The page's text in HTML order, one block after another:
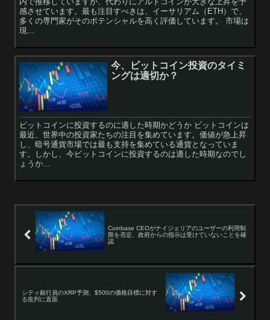
感させています。最も注目すべきは、イーサリアム（ETH）で、
多くの専門家がそのポテンシャルを高く評価しています。 市場は
現...
今、ビットコイン投資のタイミ
ングは適切か？
ビットコインに投資するのに適した時期かどうか ビットコインは
最近、世界中の投資家たちの注目を集めています。価値が急上昇
し、暗号通貨市場では最も支持を集めている通貨となっていま
す。しかし、今ビットコインに投資するのは適した時期なのでし
ょうか...
Coinbase CEOがナイジェリアのユーザーの利用制
限を否定、政府からの指示は受けていないことを確
認
シティ銀行員のXRP予測、$500の価格目標に対す
る批判に直面